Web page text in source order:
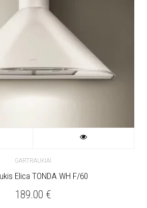
GARTRAUKIAI
Elica TONDA WH F/60
189.00 €